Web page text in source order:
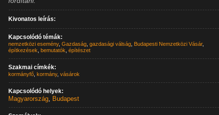
Kivonatos leírás:
Kapcsolódó témák:
nemzetközi esemény,Gazdaság ,gazdasági válság Budapesti Nemzetközi Vásár,
építkezések ,bemutatók ,építészet
Szakmai címkék:
kormányfő ,kormány,vásárok
Kapcsolódó helyek:
Magyarország, Budapest